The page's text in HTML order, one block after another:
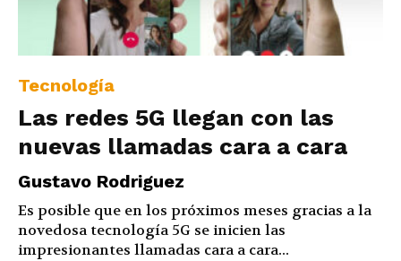
Tecnología
Las redes 5G llegan con las
nuevas llamadas cara a cara
Gustavo Rodriguez
Es posible que en los próximos meses gracias a la
novedosa tecnología 5G se inicien las
impresionantes llamadas cara a cara...